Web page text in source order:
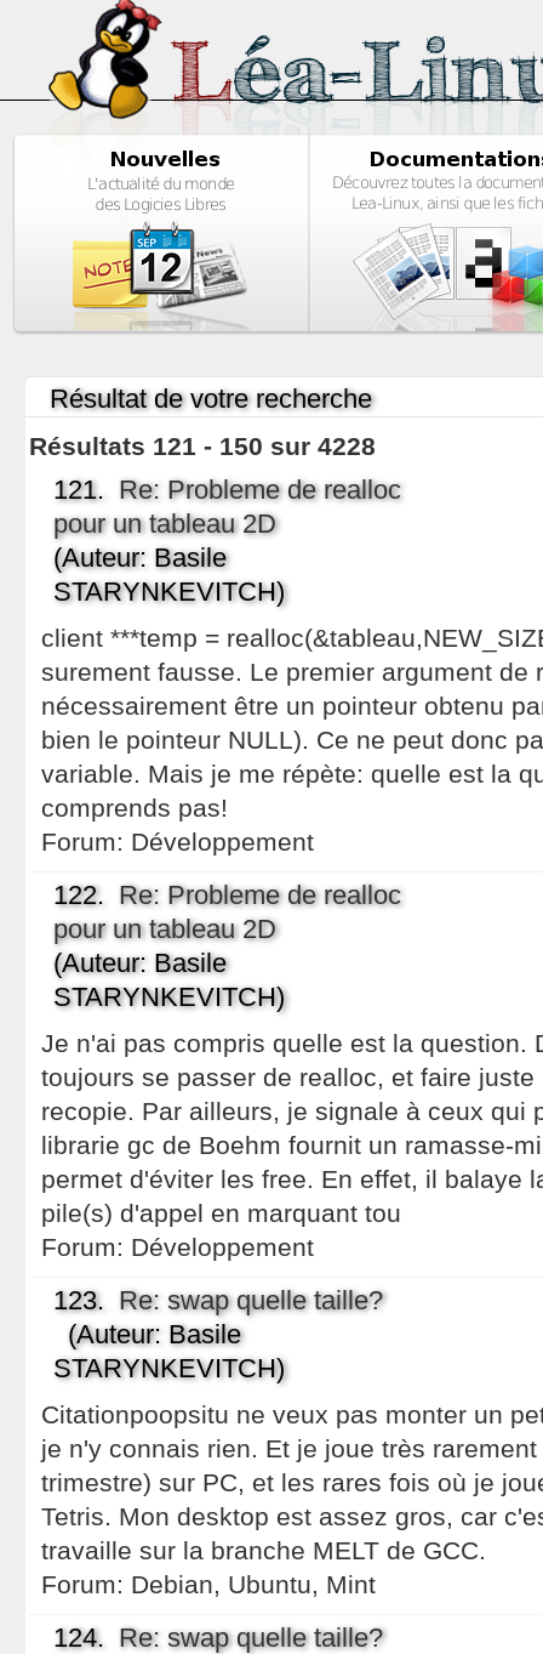
Résultat de votre recherche
Résultats 121 - 150 sur 4228
121. Re: Probleme de realloc
pour un tableau 2D
(Auteur: Basile
STARYNKEVITCH)
client ***temp =
surement fausse. Le premier argument de
nécessairement être un pointeur obtenu
bien le pointeur NULL). Ce ne peut donc
variable. Mais je me répète: quelle est la
comprends pas!
Forum: Développement
122. Re: Probleme de realloc
pour un tableau 2D
(Auteur: Basile
STARYNKEVITCH)
Je n'ai pas compris quelle est la question.
toujours se passer de realloc, et faire
recopie. Par ailleurs, je signale à ceux qui
librarie gc de Boehm fournit un ramasse-
permet d'éviter les free. En effet, il balaye
pile(s) d'appel en marquant tou
Forum: Développement
123. Re: swap quelle taille?
(Auteur: Basile
STARYNKEVITCH)
Citationpoopsitu ne veux pas monter un
je n'y connais rien. Et je joue très
trimestre) sur PC, et les rares fois où je
Tetris. Mon desktop est assez gros, car
travaille sur la branche MELT de GCC.
Forum: Debian, Ubuntu, Mint
124. Re: swap quelle taille?